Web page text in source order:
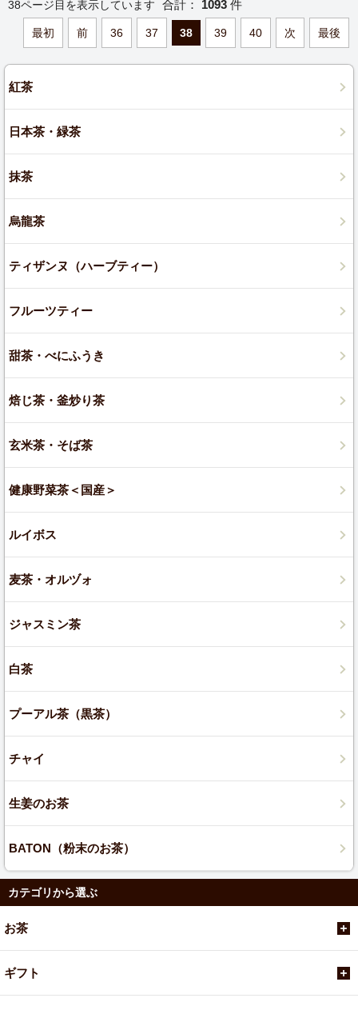
38ページ目を表示しています 合計： 1093 件
最初 前 36 37 38 39 40 次 最後
紅茶
日本茶・緑茶
抹茶
烏龍茶
ティザンヌ（ハーブティー）
フルーツティー
甜茶・べにふうき
焙じ茶・釜炒り茶
玄米茶・そば茶
健康野菜茶＜国産＞
ルイボス
麦茶・オルヅォ
ジャスミン茶
白茶
プーアル茶（黒茶）
チャイ
生姜のお茶
BATON（粉末のお茶）
カテゴリから選ぶ
お茶
ギフト